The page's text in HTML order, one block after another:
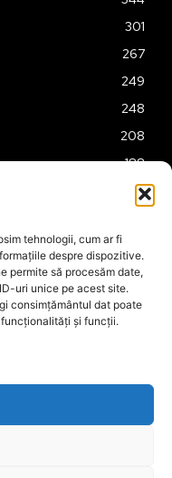
tehnologii, cum ar fi
despre dispozitive.
permite să procesăm date,
uri unice pe acest site.
consimțământul dat poate
și funcții.
301
267
249
248
208
188
175
160
158
149